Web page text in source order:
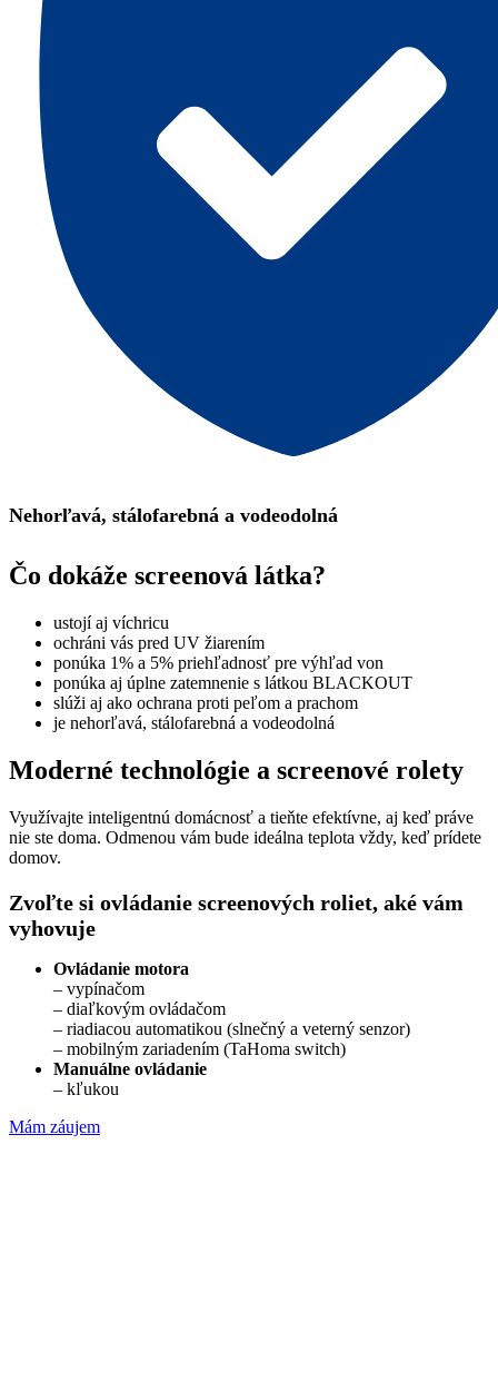
Nehorľavá, stálofarebná a vodeodolná
Čo dokáže screenová látka?
ustojí aj víchricu
ochráni vás pred UV žiarením
ponúka 1% a 5% priehľadnosť pre výhľad von
ponúka aj úplne zatemnenie s látkou BLACKOUT
slúži aj ako ochrana proti peľom a prachom
je nehorľavá, stálofarebná a vodeodolná
Moderné technológie a screenové rolety
Využívajte inteligentnú domácnosť a tieňte efektívne, aj keď práve
nie ste doma. Odmenou vám bude ideálna teplota vždy, keď prídete
domov.
Zvoľte si ovládanie screenových roliet, aké vám
vyhovuje
Ovládanie motora
– vypínačom
– diaľkovým ovládačom
– riadiacou automatikou (slnečný a veterný senzor)
– mobilným zariadením (TaHoma switch)
Manuálne ovládanie
– kľukou
Mám záujem